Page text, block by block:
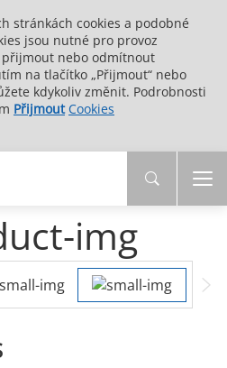
stránkách cookies a podobné
jsou nutné pro provoz
nebo odmítnout
na tlačítko „Přijmout“ nebo
kdykoliv změnit. Podrobnosti
Přijmout Cookies